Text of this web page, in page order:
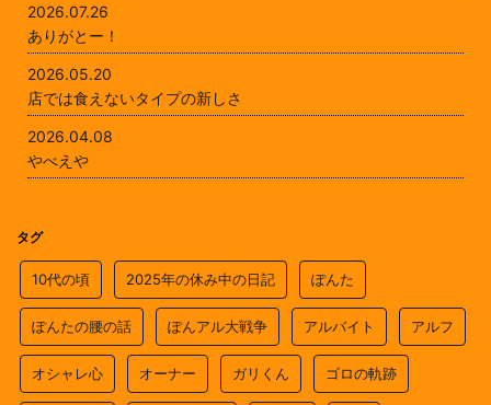
2026.07.26
ありがとー！
2026.05.20
店では食えないタイプの新しさ
2026.04.08
やべえや
タグ
10代の頃 2025年の休み中の日記 ぽんた
ぽんたの腰の話 ぽんアル大戦争 アルバイト アルフ
オシャレ心 オーナー ガリくん ゴロの軌跡